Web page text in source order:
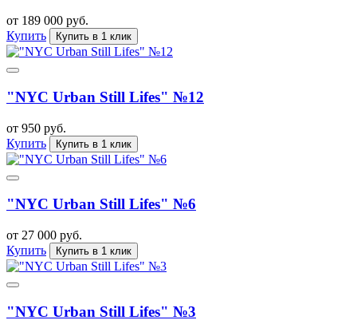
от 189 000 руб.
Купить
Купить в 1 клик
"NYC Urban Still Lifes" №12
от 950 руб.
Купить
Купить в 1 клик
"NYC Urban Still Lifes" №6
от 27 000 руб.
Купить
Купить в 1 клик
"NYC Urban Still Lifes" №3